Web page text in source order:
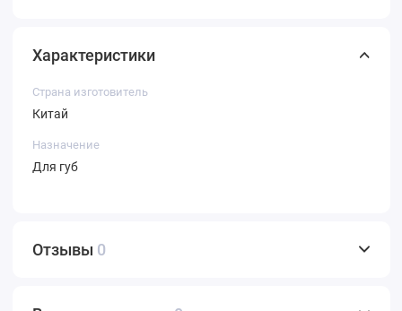
Характеристики
Страна изготовитель
Китай
Назначение
Для губ
Отзывы 0